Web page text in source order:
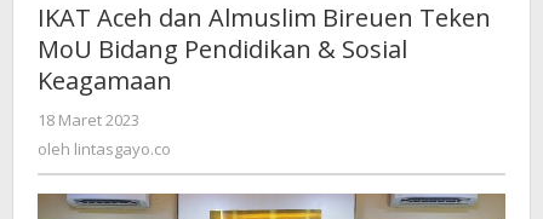
Almuslim
Bireuen
&
Sosial
IKAT Aceh dan Almuslim Bireuen Teken
MoU Bidang Pendidikan & Sosial
Keagamaan
18 Maret 2023
lintasgayo.co
oleh lintasgayo.co